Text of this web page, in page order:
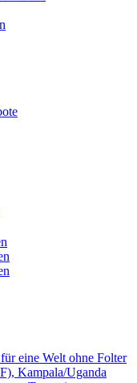
eine Welt ohne Folter
Kampala/Uganda